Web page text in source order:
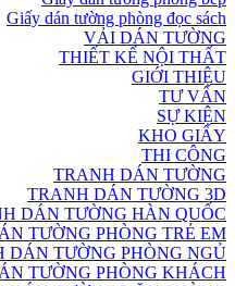
Giấy dán tường phòng đọc sách
VẢI DÁN TƯỜNG
THIẾT KẾ NỘI THẤT
GIỚI THIỆU
TƯ VẤN
SỰ KIỆN
KHO GIẤY
THI CÔNG
TRANH DÁN TƯỜNG
TRANH DÁN TƯỜNG 3D
DÁN TƯỜNG HÀN QUỐC
TƯỜNG PHÒNG TRẺ EM
DÁN TƯỜNG PHÒNG NGỦ
TƯỜNG PHÒNG KHÁCH